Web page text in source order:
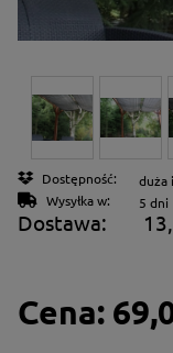
Dostępność:
duża
Wysyłka w:
5 dni
Dostawa:
Cena nie zawiera
Cena: